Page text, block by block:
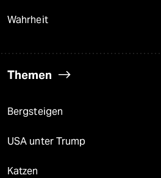
Wahrheit
Themen
Bergsteigen
USA unter Trump
Katzen